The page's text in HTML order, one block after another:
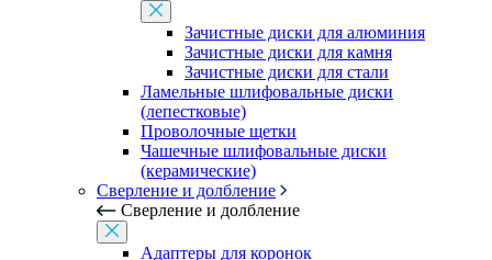
Зачистные диски для алюминия
Зачистные диски для камня
Зачистные диски для стали
Ламельные шлифовальные диски
(лепестковые)
Проволочные щетки
Чашечные шлифовальные диски
(керамические)
Сверление и долбление
Сверление и долбление
Адаптеры для коронок